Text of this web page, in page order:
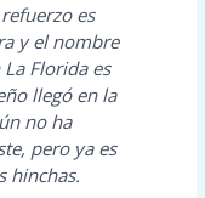
es
y el nombre
Florida es
llegó en la
no ha
pero ya es
hinchas.